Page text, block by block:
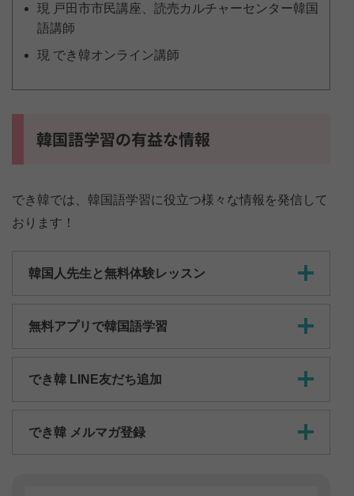
現 戸田市市民講座、読売カルチャーセンター韓国
語講師
現 でき韓オンライン講師
韓国語学習の有益な情報
でき韓では、韓国語学習に役立つ様々な情報を発信して
おります！
韓国人先生と無料体験レッスン
無料アプリで韓国語学習
でき韓 LINE友だち追加
でき韓 メルマガ登録